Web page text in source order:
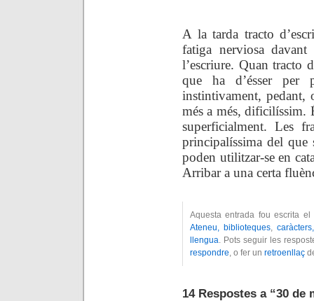
A la tarda tracto
fatiga nerviosa
l’escriure. Quan tracto
que ha d’ésser
instintivament, pedant,
més a més, dificilíssim.
superficialment. Les
principalíssima del que
poden utilitzar-se en
Arribar a una certa
Aquesta entrada fou escrita
Ateneu, biblioteques
llengua . Pots seguir les
respondre , o fer un retroenllaç
14 Respostes a “30 de